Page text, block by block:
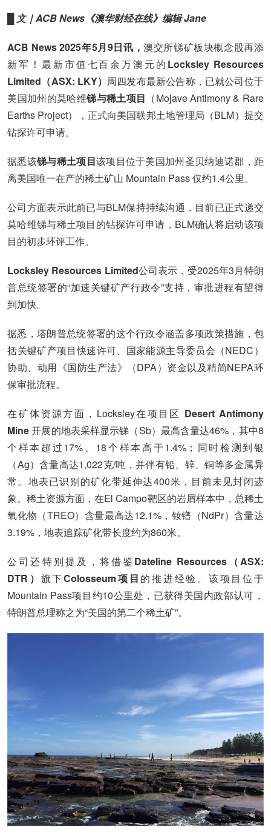
文｜ACB News《澳华财经在线》编辑 Jane
ACB News 2025年5月9日讯，澳交所锑矿板块概念股再添
新军！最新市值七百余万澳元的 Locksley Resources
Limited（ASX: LKY） 周四发布最新公告称，已就公司位于
美国加州的莫哈维锑与稀土项目 （Mojave Antimony & Rare
Earths Project），正式向美国联邦土地管理局（BLM）提交
钻探许可申请。
据悉该锑与稀土项目该项目位于美国加州圣贝纳迪诺郡，距
离美国唯一在产的稀土矿山 Mountain Pass 仅约1.4公里。
公司方面表示此前已与BLM保持持续沟通，目前已正式递交
莫哈维锑与稀土项目的钻探许可申请，BLM确认将启动该项
目的初步环评工作。
Locksley Resources Limited公司表示，受2025年3月特朗
普总统签署的“加速关键矿产行政令”支持，审批进程有望得
到加快。
据悉，塔朗普总统签署的这个行政令涵盖多项政策措施，包
括关键矿产项目快速许可、国家能源主导委员会（NEDC）
协助、动用《国防生产法》（DPA）资金以及精简NEPA环
保审批流程。
在矿体资源方面，Locksley在项目区 Desert Antimony
Mine开展的地表采样显示锑（Sb）最高含量达46%，其中8
个样本超过17%、18个样本高于1.4%；同时检测到银
（Ag）含量高达1,022克/吨，并伴有铅、锌、铜等多金属异
常。地表已识别的矿化带延伸达400米，目前未见封闭迹
象。稀土资源方面，在El Campo靶区的岩屑样本中，总稀土
氧化物（TREO）含量最高达12.1%，钕镨（NdPr）含量达
3.19%，地表追踪矿化带长度约为860米。
公司还特别提及，将借鉴Dateline Resources（ASX:
DTR） 旗下Colosseum项目 的推进经验。该项目位于
Mountain Pass项目约10公里处，已获得美国内政部认可，
特朗普总理称之为“美国的第二个稀土矿”。